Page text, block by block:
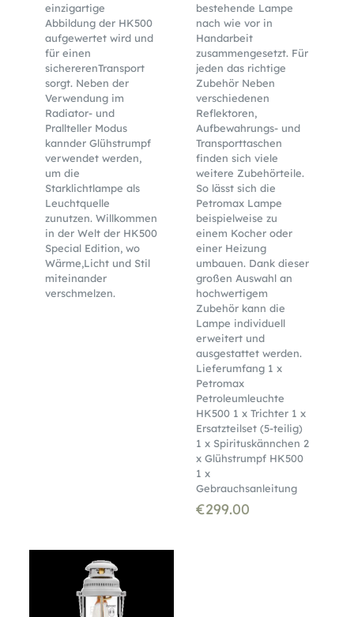
einzigartige
Abbildung der HK500
aufgewertet wird und
für einen
sichererenTransport
sorgt. Neben der
Verwendung im
Radiator- und
Prallteller Modus
kannder Glühstrumpf
verwendet werden,
um die
Starklichtlampe als
Leuchtquelle
zunutzen. Willkommen
in der Welt der HK500
Special Edition, wo
Wärme,Licht und Stil
miteinander
verschmelzen.
bestehende Lampe
nach wie vor in
Handarbeit
zusammengesetzt. Für
jeden das richtige
Zubehör Neben
verschiedenen
Reflektoren,
Aufbewahrungs- und
Transporttaschen
finden sich viele
weitere Zubehörteile.
So lässt sich die
Petromax Lampe
beispielweise zu
einem Kocher oder
einer Heizung
umbauen. Dank dieser
großen Auswahl an
hochwertigem
Zubehör kann die
Lampe individuell
erweitert und
ausgestattet werden.
Lieferumfang 1 x
Petromax
Petroleumleuchte
HK500 1 x Trichter 1 x
Ersatzteilset (5-teilig)
1 x Spirituskännchen 2
x Glühstrumpf HK500
1 x
Gebrauchsanleitung
€299.00